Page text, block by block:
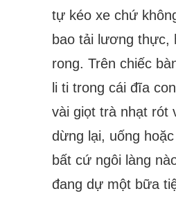
tự kéo xe chứ
bao tải lương thực,
rong. Trên chiếc
li ti trong cái đĩa
vài giọt trà nhạt rót
dừng lại, uống
bất cứ ngôi làng
đang dự một bữa